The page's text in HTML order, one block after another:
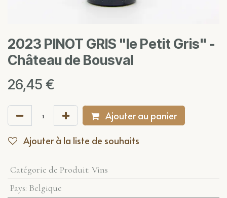
2023 PINOT GRIS "le Petit Gris" -
Château de Bousval
26,45 €
Ajouter au panier
Ajouter à la liste de souhaits
Catégorie de Produit: Vins
Pays: Belgique